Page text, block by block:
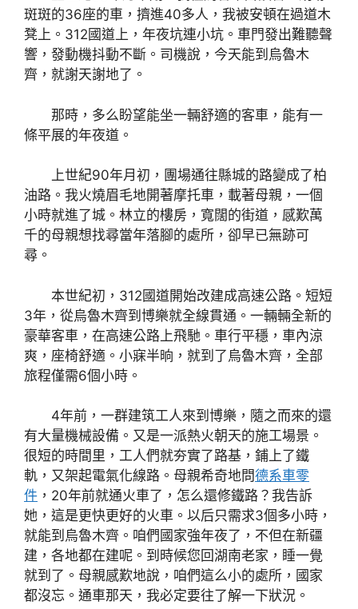
斑斑的36座的車，擠進40多人，我被安頓在過道木
凳上。312國道上，年夜坑連小坑。車門發出難聽聲
響，發動機抖動不斷。司機說，今天能到烏魯木
齊，就謝天謝地了。
那時，多么盼望能坐一輛舒適的客車，能有一
條平展的年夜道。
上世紀90年月初，團場通往縣城的路變成了柏
油路。我火燒眉毛地開著摩托車，載著母親，一個
小時就進了城。林立的樓房，寬闊的街道，感歎萬
千的母親想找尋當年落腳的處所，卻早已無跡可
尋。
本世紀初，312國道開始改建成高速公路。短短
3年，從烏魯木齊到博樂就全線貫通。一輛輛全新的
豪華客車，在高速公路上飛馳。車行平穩，車內涼
爽，座椅舒適。小寐半晌，就到了烏魯木齊，全部
旅程僅需6個小時。
4年前，一群建筑工人來到博樂，隨之而來的還
有大量機械設備。又是一派熱火朝天的施工場景。
很短的時間里，工人們就夯實了路基，鋪上了鐵
軌，又架起電氣化線路。母親希奇地問德系車零
件 ，20年前就通火車了，怎么還修鐵路？我告訴
她，這是更快更好的火車。以后只需求3個多小時，
就能到烏魯木齊。咱們國家強年夜了，不但在新疆
建，各地都在建呢。到時候您回湖南老家，睡一覺
就到了。母親感歎地說，咱們這么小的處所，國家
都沒忘。通車那天，我必定要往了解一下狀況。